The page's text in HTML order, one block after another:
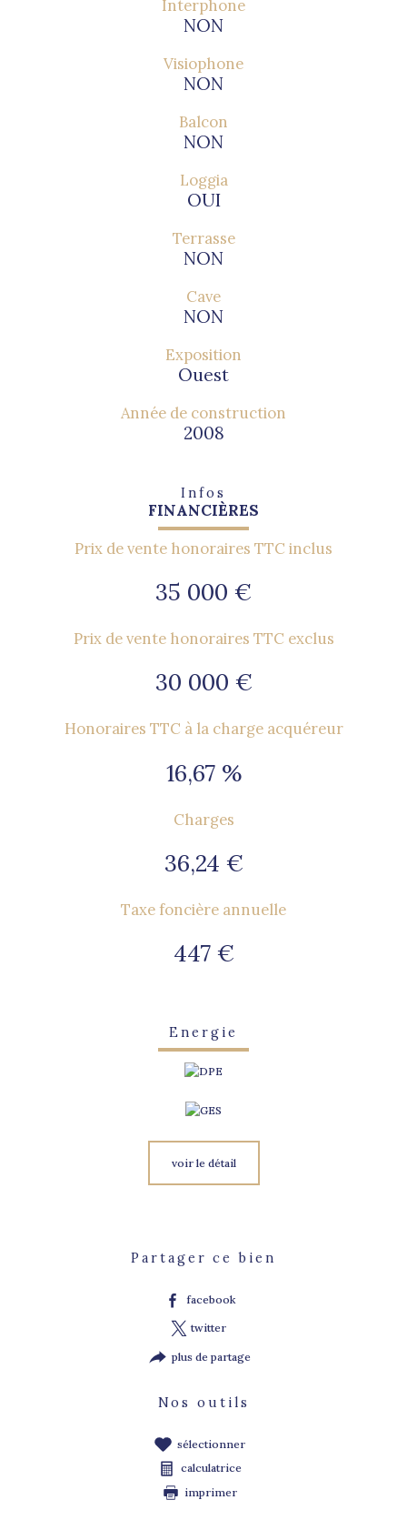
Interphone
NON
Visiophone
NON
Balcon
NON
Loggia
OUI
Terrasse
NON
Cave
NON
Exposition
Ouest
Année de construction
2008
Infos
FINANCIÈRES
Prix de vente honoraires TTC inclus
35 000 €
Prix de vente honoraires TTC exclus
30 000 €
Honoraires TTC à la charge acquéreur
16,67 %
Charges
36,24 €
Taxe foncière annuelle
447 €
Energie
voir le détail
Partager ce bien
facebook
twitter
plus de partage
Nos outils
sélectionner
calculatrice
imprimer